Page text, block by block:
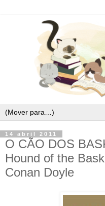
14 abril 2011
O CÃO DOS
Hound of the
Conan Doyle